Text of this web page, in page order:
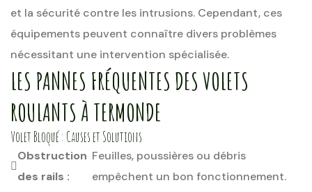
et la sécurité contre les intrusions. Cependant, ces
équipements peuvent connaître divers problèmes
nécessitant une intervention spécialisée.
LES PANNES FRÉQUENTES DES VOLETS
ROULANTS À TERMONDE
Volet Bloqué : Causes et Solutions
Obstruction
des rails :
Feuilles, poussières ou débris
empêchent un bon fonctionnement.